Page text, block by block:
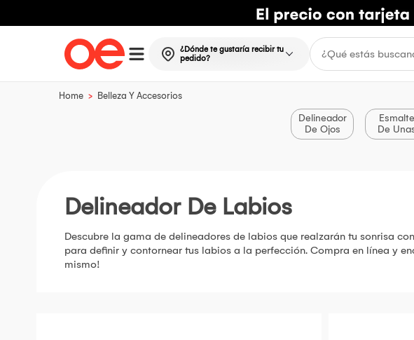
¿Dónde te gustaría recibir tu
pedido?
Home > Belleza Y Accesorios
Delineador
De Ojos
Esmalte
De
Delineador De Labios
Descubre la gama de delineadores de labios que realzarán tu sonrisa
para definir y contornear tus labios a la perfección. Compra en línea y
mismo!